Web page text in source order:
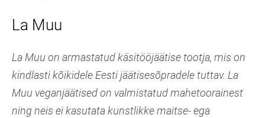
La Muu
La Muu on armastatud käsitööjäätise tootja, mis on
kindlasti kõikidele Eesti jäätisesõpradele tuttav. La
Muu veganjäätised on valmistatud mahetoorainest
ning neis ei kasutata kunstlikke maitse- ega